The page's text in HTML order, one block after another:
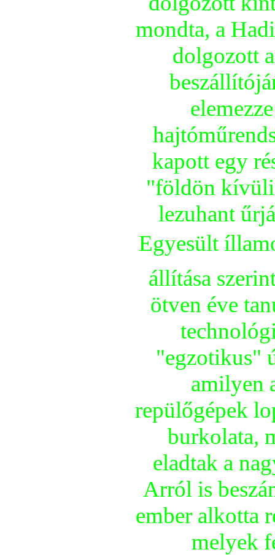
mondta, a
dolgozott
kapott egy
"földön kí­vüli
lezuhant
Egyesült
állí­tása
ötven éve
"egzotikus"
amilyen
repülőgépek
burkolata,
eladtak a
Arról is
ember alkotta
melyek